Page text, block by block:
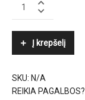
quantity
Į krepšelį
SKU: N/A
REIKIA PAGALBOS?